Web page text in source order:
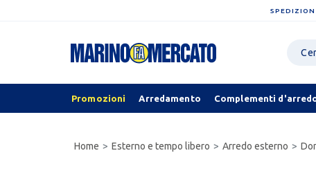
Promozioni Arredamento Complementi
Home Esterno e tempo libero Arredo esterno